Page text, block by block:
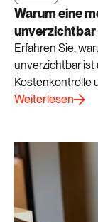
​Warum eine
unverzichtbar
Erfahren Sie,
unverzichtbar ist
Kostenkontrolle
Weiterlesen